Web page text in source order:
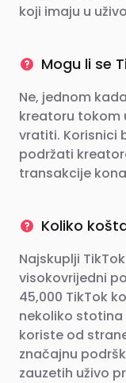
koji imaju u
Mogu li se
Ne, jednom
kreatoru tokom
vratiti. Korisnici
podržati
transakcije
Koliko
Najskuplji
visokovrijedni
45,000 TikTok
nekoliko
koriste od
značajnu
zauzetih uživo